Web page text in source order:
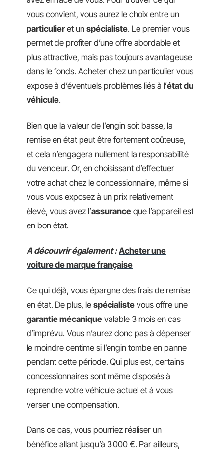
vous convient, vous aurez le choix entre un
particulieret un spécialiste. Le premier vous
permet de profiter d’une offre abordable et
plus attractive, mais pas toujours avantageuse
dans le fonds. Acheter chez un particulier vous
expose à d’éventuels problèmes liés à l’état du
véhicule.
Bien que la valeur de l’engin soit basse, la
remise en état peut être fortement coûteuse,
et cela n’engagera nullement la responsabilité
du vendeur. Or, en choisissant d’effectuer
votre achat chez le concessionnaire, même si
vous vous exposez à un prix relativement
élevé, vous avez l’assurance que l’appareil est
en bon état.
A découvrir également : Acheter une
voiture de marque française
Ce qui déjà, vous épargne des frais de remise
en état. De plus, le spécialiste vous offre une
garantie mécanique valable 3 mois en cas
d’imprévu. Vous n’aurez donc pas à dépenser
le moindre centime si l’engin tombe en panne
pendant cette période. Qui plus est, certains
concessionnaires sont même disposés à
reprendre votre véhicule actuel et à vous
verser une compensation.
Dans ce cas, vous pourriez réaliser un
bénéfice allant jusqu’à 3 000 €. Par ailleurs,